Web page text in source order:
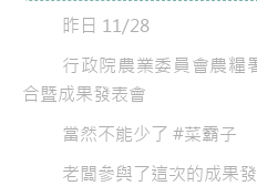
昨日 11/28
行政院農業委員會農糧
合暨成果發表會
當然不能少了 #菜霸子
老闆參與了這次的成果